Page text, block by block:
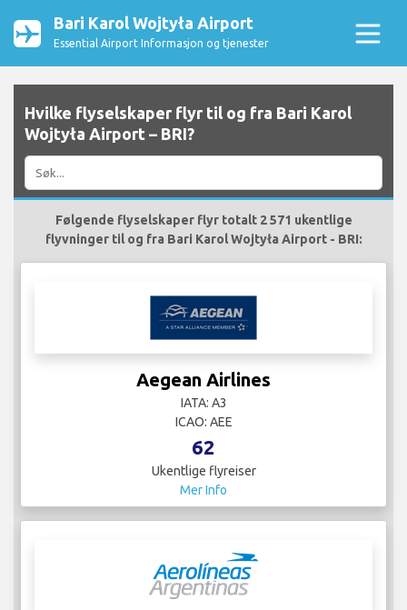
Bari Karol Wojtyła Airport
Essential Airport Informasjon og tjenester
Hvilke flyselskaper flyr til og fra Bari Karol
Wojtyła Airport – BRI?
Følgende flyselskaper flyr totalt 2 571 ukentlige
flyvninger til og fra Bari Karol Wojtyła Airport - BRI:
Aegean Airlines
IATA: A3
ICAO: AEE
62
Ukentlige flyreiser
Mer Info